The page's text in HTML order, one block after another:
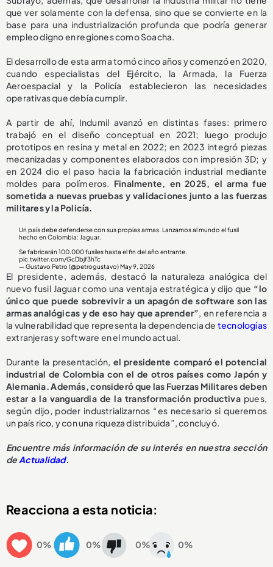
que ver solamente con la defensa, sino que se convierte en la
base para una industrialización profunda que podría generar
empleo digno en regiones como Soacha.
El desarrollo de esta arma tomó cinco años y comenzó en 2020,
cuando especialistas del Ejército, la Armada, la Fuerza
Aeroespacial y la Policía establecieron las necesidades
operativas que debía cumplir.
A partir de ahí, Indumil avanzó en distintas fases: primero
trabajó en el diseño conceptual en 2021; luego produjo
prototipos en resina y metal en 2022; en 2023 integró piezas
mecanizadas y componentes elaborados con impresión 3D; y
en 2024 dio el paso hacia la fabricación industrial mediante
moldes para polímeros. Finalmente, en 2025, el arma fue
sometida a nuevas pruebas y validaciones junto a las fuerzas
militares y la Policía.
Un país debe defenderse con sus propias armas. Lanzamos al mundo el fusil
hecho en Colombia: Jaguar.
Se fabricarán 100.000 fusiles hasta el fin del año entrante.
pic.twitter.com/GcDbjf3hTc
— Gustavo Petro (@petrogustavo) May 9, 2026
El presidente, además, destacó la naturaleza analógica del
nuevo fusil Jaguar como una ventaja estratégica y dijo que “lo
único que puede sobrevivir a un apagón de software son las
armas analógicas y de eso hay que aprender”, en referencia a
la vulnerabilidad que representa la dependencia de tecnologías
extranjeras y software en el mundo actual.
Durante la presentación, el presidente comparó el potencial
industrial de Colombia con el de otros países como Japón y
Alemania. Además, consideró que las Fuerzas Militares deben
estar a la vanguardia de la transformación productivapues,
según dijo, poder industrializarnos “es necesario si queremos
un país rico, y con una riqueza distribuida”, concluyó.
Encuentre más información de su interés en nuestra sección
deActualidad.
Reacciona a esta noticia:
0% 0% 0% 0%